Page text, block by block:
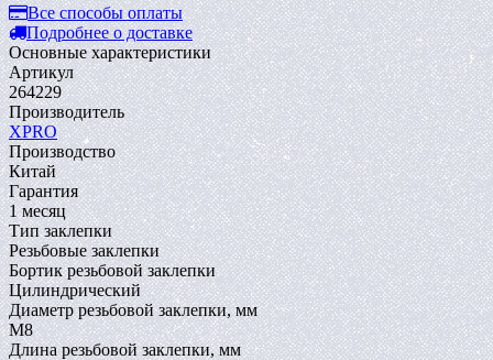
Все способы оплаты
Подробнее о доставке
Основные характеристики
Артикул
264229
Производитель
XPRO
Производство
Китай
Гарантия
1 месяц
Тип заклепки
Резьбовые заклепки
Бортик резьбовой заклепки
Цилиндрический
Диаметр резьбовой заклепки, мм
M8
Длина резьбовой заклепки, мм